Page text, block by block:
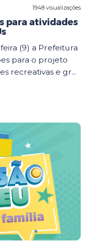
1948 visualizações
para atividades
(9) a Prefeitura
para o projeto
recreativas e gr...